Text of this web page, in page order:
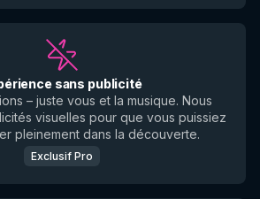
sans publicité
– juste vous et la musique. Nous
visuelles pour que vous puissiez
pleinement dans la découverte.
Exclusif Pro